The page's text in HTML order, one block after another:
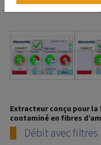
Extracteur conçu pour
contaminé en fibres
Débit avec filtres